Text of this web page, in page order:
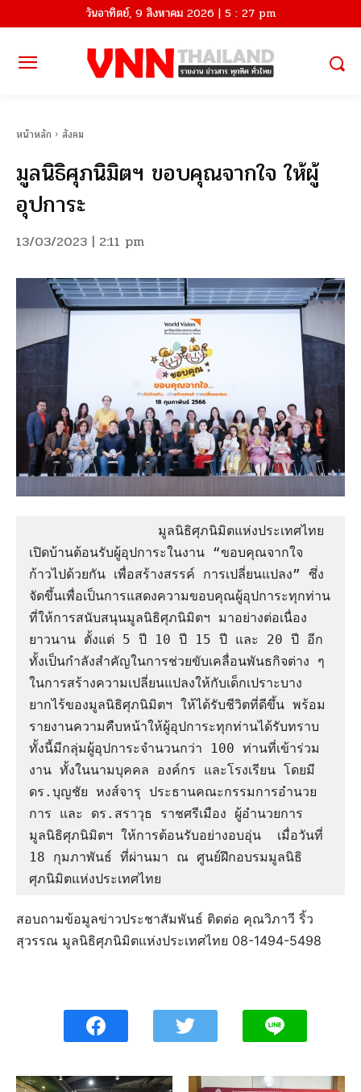
วันอาทิตย์, 9 สิงหาคม 2026 | 5 : 27 pm
หน้าหลัก สังคม
มูลนิธิศุภนิมิตฯ ขอบคุณจากใจ ให้ผู้
อุปการะ
13/03/2023 | 2:11 pm
เปิดบ้านต้อนรับผู้อุปการะในงาน “ขอบคุณจากใจ
ก้าวไปด้วยกัน เพื่อสร้างสรรค์ การเปลี่ยนแปลง” ซึ่ง
จัดขึ้นเพื่อเป็นการแสดงความขอบคุณผู้อุปการะทุกท่าน
ที่ให้การสนับสนุนมูลนิธิศุภนิมิตฯ มาอย่างต่อเนื่อง
ยาวนาน ตั้งแต่ 5 ปี 10 ปี 15 ปี และ 20 ปี อีก
ทั้งเป็นกำลังสำคัญในการช่วยขับเคลื่อนพันธกิจต่าง ๆ
ในการสร้างความเปลี่ยนแปลงให้กับเด็กเปราะบาง
ยากไร้ของมูลนิธิศุภนิมิตฯ ให้ได้รับชีวิตที่ดีขึ้น พร้อม
รายงานความคืบหน้าให้ผู้อุปการะทุกท่านได้รับทราบ
ทั้งนี้มีกลุ่มผู้อุปการะจำนวนกว่า 100 ท่านที่เข้าร่วม
งาน ทั้งในนามบุคคล องค์กร และโรงเรียน โดยมี
ดร.บุญชัย หงส์จารุ ประธานคณะกรรมการอำนวย
การ และ ดร.สราวุธ ราชศรีเมือง ผู้อำนวยการ
มูลนิธิศุภนิมิตฯ ให้การต้อนรับอย่างอบอุ่น  เมื่อวันที่
18 กุมภาพันธ์ ที่ผ่านมา ณ ศูนย์ฝึกอบรมมูลนิธิ
ศุภนิมิตแห่งประเทศไทย
สอบถามข้อมูลข่าวประชาสัมพันธ์ ติดต่อ คุณวิภาวี ริ้ว
สุวรรณ มูลนิธิศุภนิมิตแห่งประเทศไทย 08-1494-5498